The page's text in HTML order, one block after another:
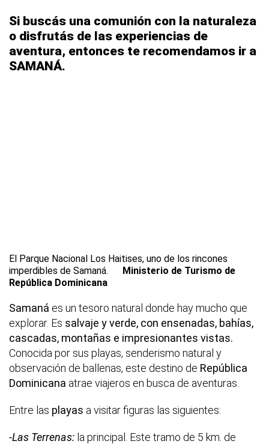
Si buscás una comunión con la naturaleza
o disfrutás de las experiencias de
aventura, entonces te recomendamos ir a
SAMANÁ.
El Parque Nacional Los Haitises, uno de los rincones
imperdibles de Samaná.
Ministerio de Turismo de
República Dominicana
Samaná es un tesoro natural donde hay mucho que
explorar. Es salvaje y verde, con ensenadas, bahías,
cascadas, montañas e impresionantes vistas.
Conocida por sus playas, senderismo natural y
observación de ballenas, este destino de República
Dominicana atrae viajeros en busca de aventuras.
Entre las playas a visitar figuras las siguientes:
-Las Terrenas: la principal. Este tramo de 5 km. de